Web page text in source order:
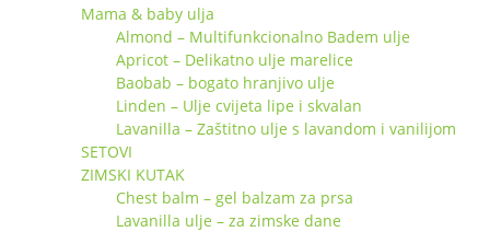
Mama & baby ulja
Almond – Multifunkcionalno Badem ulje
Apricot – Delikatno ulje marelice
Baobab – bogato hranjivo ulje
Linden – Ulje cvijeta lipe i skvalan
Lavanilla – Zaštitno ulje s lavandom i vanilijom
SETOVI
ZIMSKI KUTAK
Chest balm – gel balzam za prsa
Lavanilla ulje – za zimske dane